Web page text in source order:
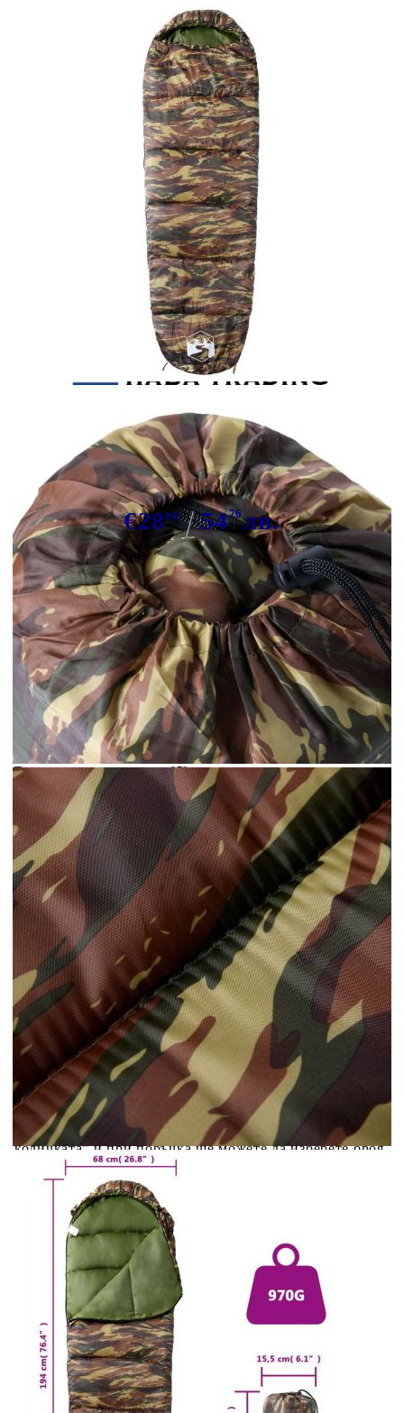
Сподели Tweet
Спален чувал тип мумия за
възрастни къмпинг 3 сезона
€2800 5476лв.
В наличност: 102 бр.
Време за доставка: 5 до 9 дни
Безплатна доставка до адрес при плащане по банков път
Цвят:
Камуфлаж
Тегло:
970 гр
EAN code:
8721012383753
Материал на пълнежа:
PP (полипропилен)
Форма:
Мумия
Размери на опаковката:
15,5 x 20 см (Диаметър x В)
Температурен диапазон:
15 ℃-25 ℃
Материал на покритието:
Плат (190T полиестер)
Размери на спалния чувал:
194 x 68 см (Д x Ш)
Подходящи сезони:
Пролет/Лято/Есен
Заетост:
1 човек
Означаване за:
Възрастен
Купи на изплащане
Credit calculator
Спален чувал тип мумия за възрастни къмпинг 3
сезона
Please select credit institution
Цена на продукта:
€28.00
Extraction of information from credit institutions
Предоставената таблица е с информационна цел.
Добавете продукта в количката си с бутона "Добави в
количката" и при поръчка ще можете да изберете броя
вноски на кредита.
Acest tabel are caracter informativ. Adăugați produsul în
coșul de cumpărături unde veți putea selecta detaliile
cererii de creditare.
Предоставената таблица е с информационна цел.
Добавете продукта в количката си с бутона "Добави в
количката" и при поръчка ще можете да изберете броя
вноски на кредита.
Предоставената таблица е с информационна цел.
Добавете продукта в количката си с бутона "Добави в
количката" и при поръчка ще можете да изберете броя
вноски на кредита.